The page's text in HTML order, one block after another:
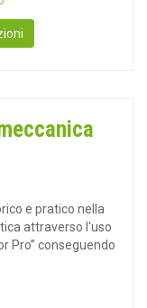
e pratico nella
attraverso l'uso
Pro” conseguendo